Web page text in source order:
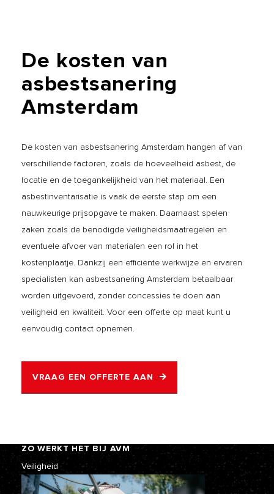
De kosten van
asbestsanering
Amsterdam
De kosten van asbestsanering Amsterdam hangen af van
verschillende factoren, zoals de hoeveelheid asbest, de
locatie en de toegankelijkheid van het materiaal. Een
asbestinventarisatie is vaak de eerste stap om een
nauwkeurige prijsopgave te maken. Daarnaast spelen
zaken zoals de benodigde veiligheidsmaatregelen en
eventuele afvoer van materialen een rol in het
kostenplaatje. Dankzij een efficiënte werkwijze en ervaren
specialisten kan asbestsanering Amsterdam betaalbaar
worden uitgevoerd, zonder concessies te doen aan
veiligheid en kwaliteit. Voor een offerte op maat kunt u
eenvoudig contact opnemen.
VRAAG EEN OFFERTE AAN
ZO WERKT HET BIJ AVM
Veiligheid